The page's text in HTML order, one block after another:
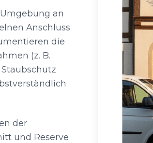
an
Anschluss
die
(z. B.
der
und Reserve